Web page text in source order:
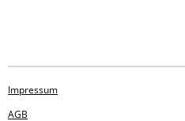
Impressum
AGB